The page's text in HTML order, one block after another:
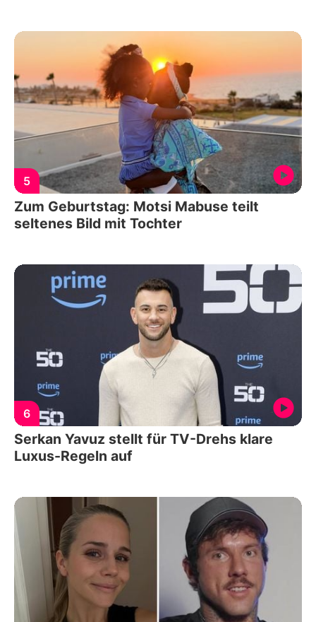
5
Zum Geburtstag: Motsi Mabuse teilt
seltenes Bild mit Tochter
6
Serkan Yavuz stellt für TV-Drehs klare
Luxus-Regeln auf